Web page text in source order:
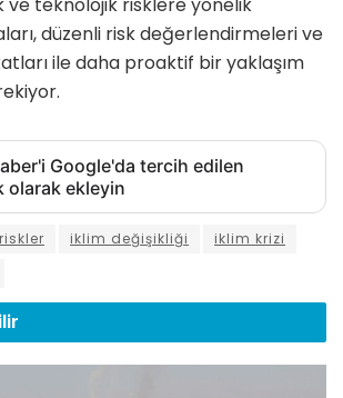
ve teknolojik risklere yönelik
düzenli risk değerlendirmeleri ve
ile daha proaktif bir yaklaşım
Google'da tercih edilen
olarak ekleyin
iklim değişikliği
iklim krizi